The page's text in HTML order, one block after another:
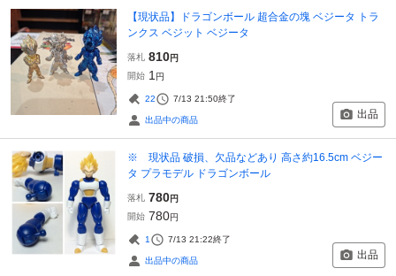
【現状品】ドラゴンボール 超合金の塊 ベジータ トラ
ンクス ベジット ベジータ
落札 810円
開始 1 円
22 7/13 21:50終了
出品中の商品 出品
※ 現状品 破損、欠品などあり 高さ約16.5cm ベジー
タ プラモデル ドラゴンボール
落札 780円
開始 780円
1 7/13 21:22終了
出品中の商品 出品